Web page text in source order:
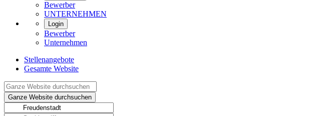
Bewerber
UNTERNEHMEN
Login
Bewerber
Unternehmen
Stellenangebote
Gesamte Website